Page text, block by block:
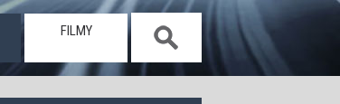
FILMY